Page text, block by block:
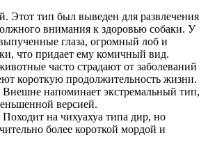
Этот тип был выведен для развлечения
внимания к здоровью собаки. У
глаза, огромный лоб и
что придает ему комичный вид.
часто страдают от заболеваний
короткую продолжительность жизни.
Внешне напоминает экстремальный тип,
версией.
на чихуахуа типа дир, но
более короткой мордой и